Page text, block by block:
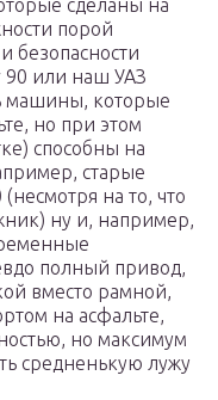
сделаны на
порой
безопасности
90 или наш УАЗ
машины, которые
но при этом
способны на
старые
на то, что
ну и, например,
полный привод,
вместо рамной,
на асфальте,
но максимум
средненькую лужу